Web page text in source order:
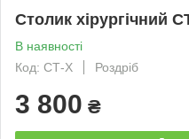
Столик хірургічний
В наявності
Код: СТ-Х
Роздріб
3 800 ₴